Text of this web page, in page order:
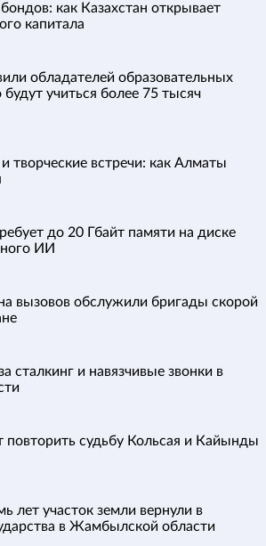
как Казахстан открывает
капитала
обладателей образовательных
будут учиться более 75 тысяч
творческие встречи: как Алматы
до 20 Гбайт памяти на диске
ИИ
вызовов обслужили бригады скорой
сталкинг и навязчивые звонки в
судьбу Кольсая и Кайынды
лет участок земли вернули в
в Жамбылской области